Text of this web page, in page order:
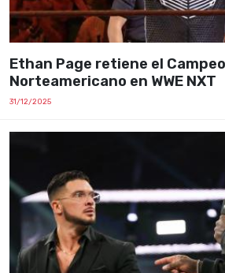
Ethan Page retiene el
Norteamericano en WWE NXT
31/12/2025